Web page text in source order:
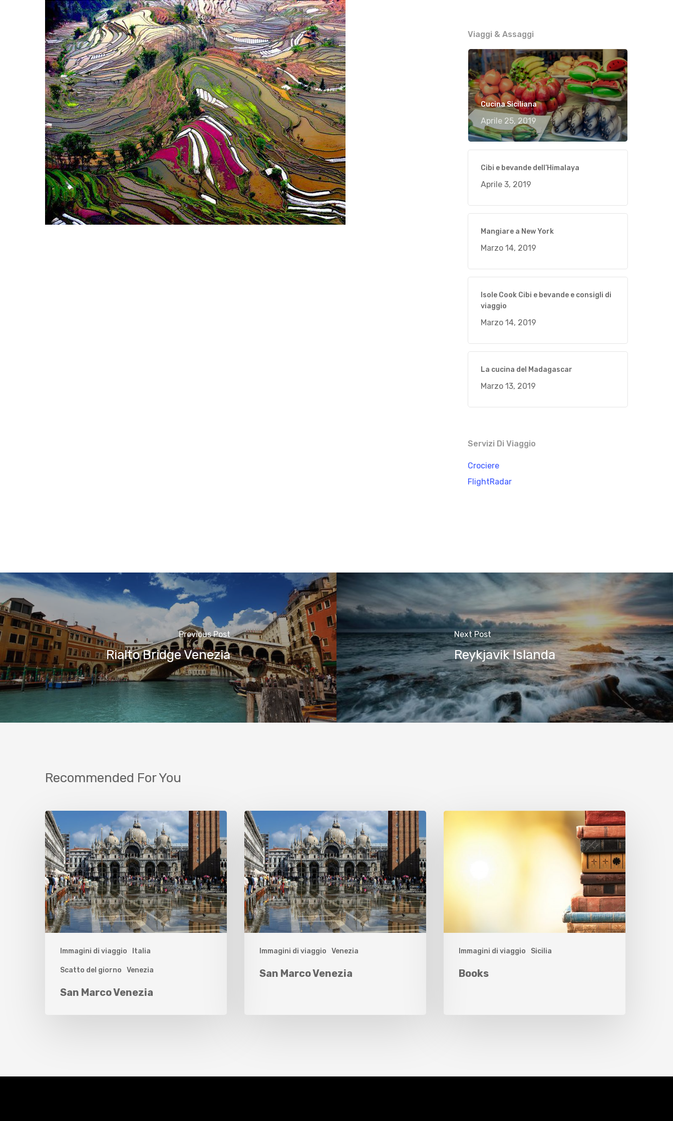
Hit enter to search or ESC to close
Viaggi & Assaggi
Cucina Siciliana
Aprile 25, 2019
Cibi e bevande dell’Himalaya
Aprile 3, 2019
Mangiare a New York
Marzo 14, 2019
Isole Cook Cibi e bevande e consigli di
viaggio
Marzo 14, 2019
La cucina del Madagascar
Marzo 13, 2019
Servizi Di Viaggio
Crociere
FlightRadar
Previous Post
Rialto Bridge Venezia
Next Post
Reykjavik Islanda
Recommended For You
Immagini di viaggio Italia
Scatto del giorno Venezia
San Marco Venezia
Immagini di viaggio Venezia
San Marco Venezia
Immagini di viaggio Sicilia
Books